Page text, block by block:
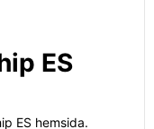
ES
ES hemsida.